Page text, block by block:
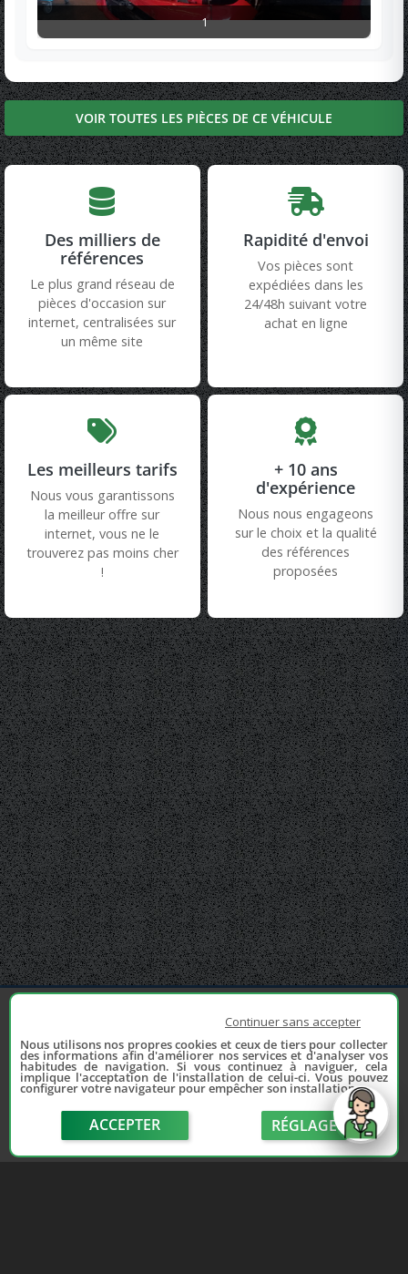
1
VOIR TOUTES LES PIÈCES DE CE VÉHICULE
Des milliers de
références
Le plus grand réseau de
pièces d'occasion sur
internet, centralisées sur
un même site
Rapidité d'envoi
Vos pièces sont
expédiées dans les
24/48h suivant votre
achat en ligne
Les meilleurs tarifs
Nous vous garantissons
la meilleur offre sur
internet, vous ne le
trouverez pas moins cher
!
+ 10 ans
d'expérience
Nous nous engageons
sur le choix et la qualité
des références
proposées
Depuis 2006, France Casse accompagne les
automobilistes dans leur recherche de pièces
d'occasion. Réparez votre auto sans vous ruiner !
Continuer sans accepter
Nous utilisons nos propres cookies et ceux de tiers pour collecter
des informations afin d'améliorer nos services et d'analyser vos
habitudes de navigation. Si vous continuez à naviguer, cela
implique l'acceptation de l'installation de celui-ci. Vous pouvez
configurer votre navigateur pour empêcher son installation.
ACCEPTER RÉGLAGE